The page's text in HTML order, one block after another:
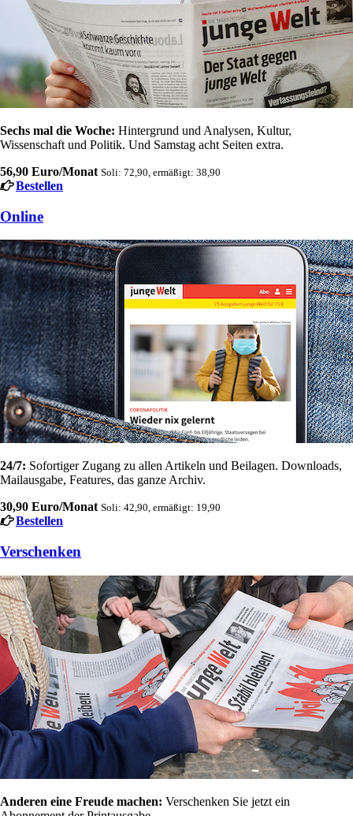
Sechs mal die Woche: Hintergrund und Analysen, Kultur,
Wissenschaft und Politik. Und Samstag acht Seiten extra.
56,90 Euro/Monat Soli: 72,90, ermäßigt: 38,90
Bestellen
Online
24/7: Sofortiger Zugang zu allen Artikeln und Beilagen. Downloads,
Mailausgabe, Features, das ganze Archiv.
30,90 Euro/Monat Soli: 42,90, ermäßigt: 19,90
Bestellen
Verschenken
Anderen eine Freude machen: Verschenken Sie jetzt ein